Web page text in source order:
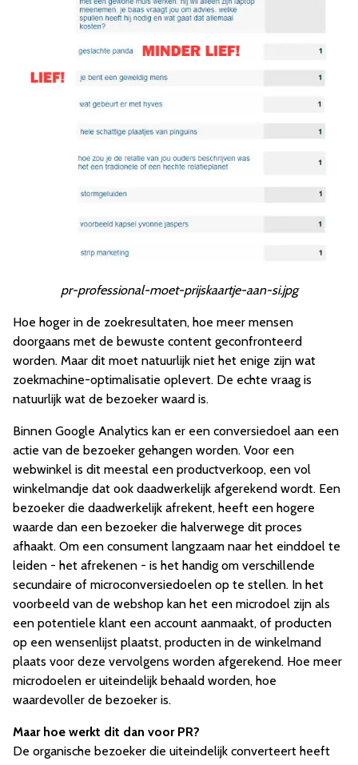
pr-professional-moet-prijskaartje-aan-si.jpg
Hoe hoger in de zoekresultaten, hoe meer mensen
doorgaans met de bewuste content geconfronteerd
worden. Maar dit moet natuurlijk niet het enige zijn wat
zoekmachine-optimalisatie oplevert. De echte vraag is
natuurlijk wat de bezoeker waard is.
Binnen Google Analytics kan er een conversiedoel aan een
actie van de bezoeker gehangen worden. Voor een
webwinkel is dit meestal een productverkoop, een vol
winkelmandje dat ook daadwerkelijk afgerekend wordt. Een
bezoeker die daadwerkelijk afrekent, heeft een hogere
waarde dan een bezoeker die halverwege dit proces
afhaakt. Om een consument langzaam naar het einddoel te
leiden - het afrekenen - is het handig om verschillende
secundaire of microconversiedoelen op te stellen. In het
voorbeeld van de webshop kan het een microdoel zijn als
een potentiele klant een account aanmaakt, of producten
op een wensenlijst plaatst, producten in de winkelmand
plaats voor deze vervolgens worden afgerekend. Hoe meer
microdoelen er uiteindelijk behaald worden, hoe
waardevoller de bezoeker is.
Maar hoe werkt dit dan voor PR?
De organische bezoeker die uiteindelijk converteert heeft